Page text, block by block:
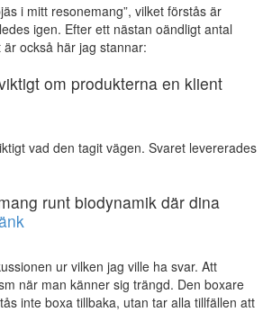
i mitt resonemang”, vilket förstås är
igen. Efter ett nästan oändligt antal
också här jag stannar:
om produkterna en klient
vad den tagit vägen. Svaret levererades
runt biodynamik där dina
ur vilken jag ville ha svar. Att
när man känner sig trängd. Den boxare
inte boxa tillbaka, utan tar alla tillfällen att